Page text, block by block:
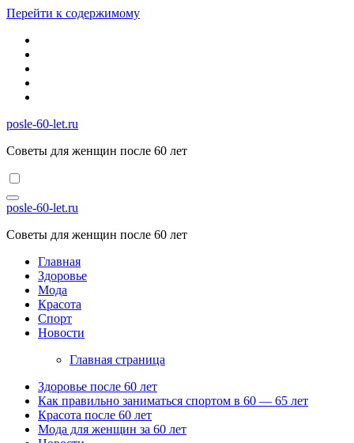
Перейти к содержимому
posle-60-let.ru
Советы для женщин после 60 лет
posle-60-let.ru
Советы для женщин после 60 лет
Главная
Здоровье
Мода
Красота
Спорт
Новости
Главная страница
Здоровье после 60 лет
Как правильно заниматься спортом в 60 — 65 лет
Красота после 60 лет
Мода для женщин за 60 лет